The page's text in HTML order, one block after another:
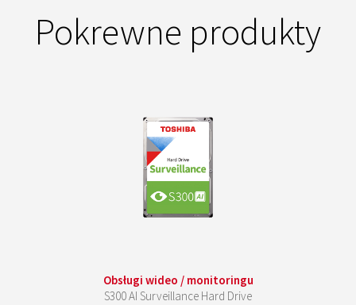
Pokrewne produkty
Obsługi wideo / monitoringu
S300 AI Surveillance Hard Drive